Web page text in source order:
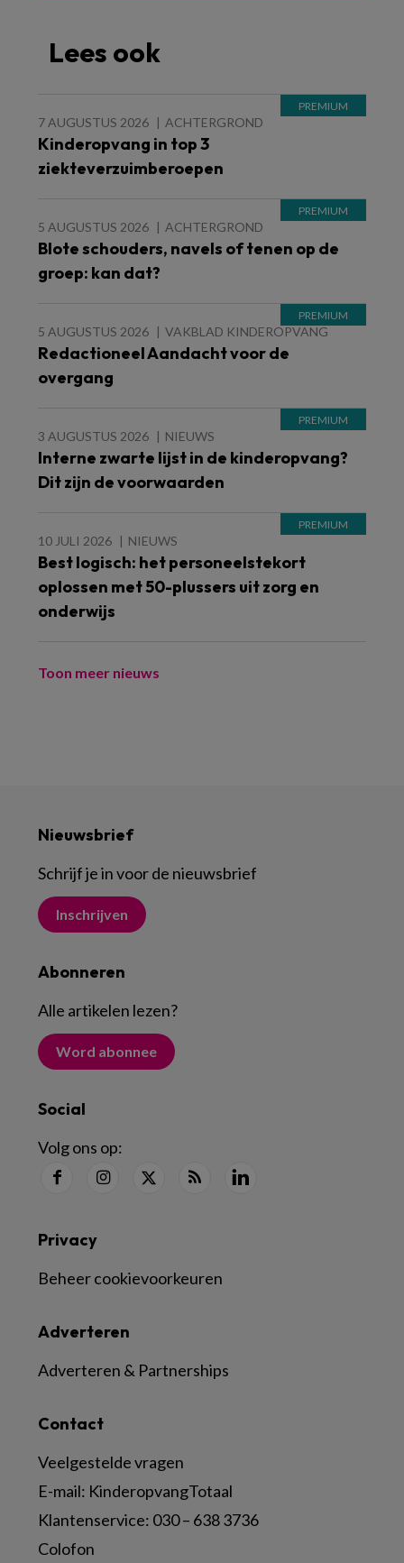
Lees ook
7 AUGUSTUS 2026 ACHTERGROND
Kinderopvang in top 3
ziekteverzuimberoepen
5 AUGUSTUS 2026 ACHTERGROND
Blote schouders, navels of tenen op de
groep: kan dat?
5 AUGUSTUS 2026 VAKBLAD KINDEROPVANG
Redactioneel Aandacht voor de
overgang
3 AUGUSTUS 2026 NIEUWS
Interne zwarte lijst in de kinderopvang?
Dit zijn de voorwaarden
10 JULI 2026 NIEUWS
Best logisch: het personeelstekort
oplossen met 50-plussers uit zorg en
onderwijs
Toon meer nieuws
Nieuwsbrief
Schrijf je in voor de nieuwsbrief
Inschrijven
Abonneren
Alle artikelen lezen?
Word abonnee
Social
Volg ons op:
Contact
Veelgestelde vragen
E-mail: KinderopvangTotaal
Klantenservice: 030 – 638 3736
Colofon
Adverteren
Adverteren & Partnerships
Privacy
Beheer cookievoorkeuren